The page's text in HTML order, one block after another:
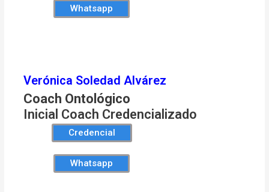
Whatsapp
Verónica Soledad Alvárez
Coach Ontológico
Inicial Coach Credencializado
Credencial
Whatsapp